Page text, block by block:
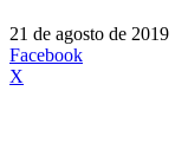
21 de agosto de 2019
Facebook
X